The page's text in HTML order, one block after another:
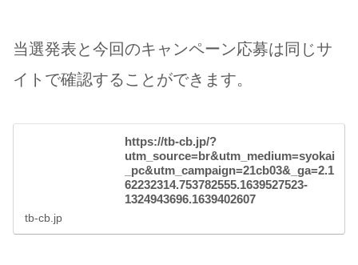
当選発表と今回のキャンペーン応募は同じサ
イトで確認することができます。
https://tb-cb.jp/?
utm_source=br&utm_medium=syokai
_pc&utm_campaign=21cb03&_ga=2.1
62232314.753782555.1639527523-
1324943696.1639402607
tb-cb.jp